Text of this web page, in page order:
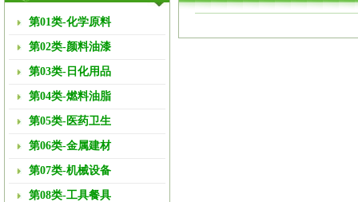
第01类-化学原料
第02类-颜料油漆
第03类-日化用品
第04类-燃料油脂
第05类-医药卫生
第06类-金属建材
第07类-机械设备
第08类-工具餐具